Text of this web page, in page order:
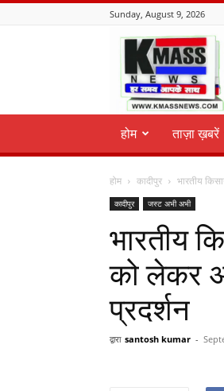
Sunday, August 9, 2026
होम ताज़ा ख़बरें
होम कादीपुर भारतीय
कादीपुर जस्ट अभी अभी
भारतीय
को लेकर
प्रदर्शन
द्वारा santosh kumar -